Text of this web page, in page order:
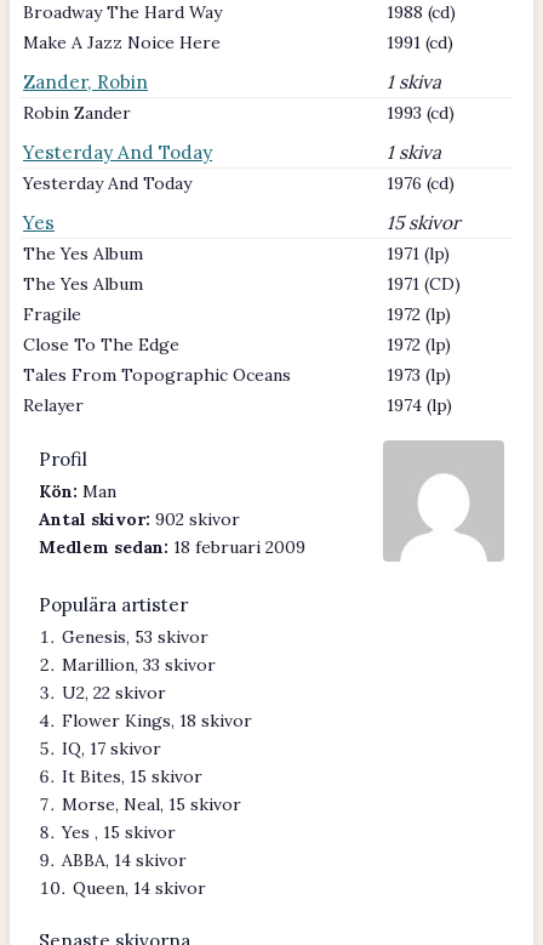
Broadway The Hard Way
1988 (cd)
Make A Jazz Noice Here
1991 (cd)
Zander, Robin 1 skiva
Robin Zander 1993 (cd)
Yesterday And Today 1 skiva
Yesterday And Today 1976 (cd)
Yes 15 skivor
The Yes Album
1971 (lp)
The Yes Album
1971 (CD)
Fragile
1972 (lp)
Close To The Edge
1972 (lp)
Tales From Topographic Oceans
1973 (lp)
Relayer
1974 (lp)
Profil
Kön: Man
Antal skivor: 902 skivor
Medlem sedan: 18 februari 2009
Populära artister
Genesis, 53 skivor
Marillion, 33 skivor
U2, 22 skivor
Flower Kings, 18 skivor
IQ, 17 skivor
It Bites, 15 skivor
Morse, Neal, 15 skivor
Yes , 15 skivor
ABBA, 14 skivor
Queen, 14 skivor